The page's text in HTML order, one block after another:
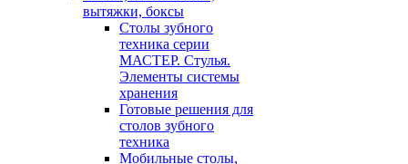
вытяжки, боксы
Столы зубного
техника серии
МАСТЕР. Стулья.
Элементы системы
хранения
Готовые решения для
столов зубного
техника
Мобильные столы,